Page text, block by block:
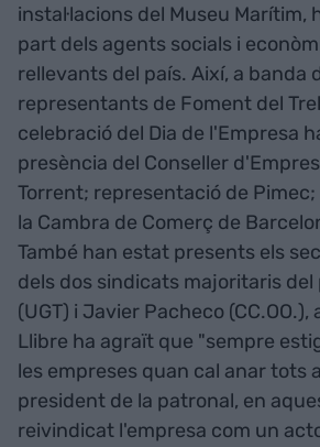
instal·lacions del Museu Marítim,
part dels agents socials i
rellevants del país. Així, a banda
representants de Foment del
celebració del Dia de l'Empresa
presència del Conseller
Torrent; representació de
la Cambra de Comerç de
També han estat presents els
dels dos sindicats majoritaris del
(UGT) i Javier Pacheco (CC.OO.),
Llibre ha agraït que "sempre
les empreses quan cal anar tots
president de la patronal, en
reivindicat l'empresa com un